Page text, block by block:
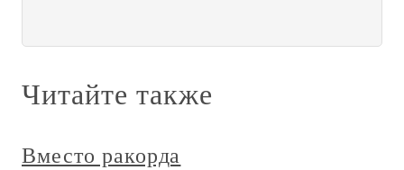
Читайте также
Вместо ракорда